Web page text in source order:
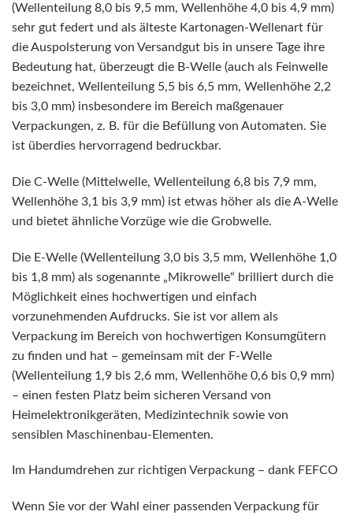
(Wellenteilung 8,0 bis 9,5 mm, Wellenhöhe 4,0 bis 4,9 mm)
sehr gut federt und als älteste Kartonagen-Wellenart für
die Auspolsterung von Versandgut bis in unsere Tage ihre
Bedeutung hat, überzeugt die B-Welle (auch als Feinwelle
bezeichnet, Wellenteilung 5,5 bis 6,5 mm, Wellenhöhe 2,2
bis 3,0 mm) insbesondere im Bereich maßgenauer
Verpackungen, z. B. für die Befüllung von Automaten. Sie
ist überdies hervorragend bedruckbar.
Die C-Welle (Mittelwelle, Wellenteilung 6,8 bis 7,9 mm,
Wellenhöhe 3,1 bis 3,9 mm) ist etwas höher als die A-Welle
und bietet ähnliche Vorzüge wie die Grobwelle.
Die E-Welle (Wellenteilung 3,0 bis 3,5 mm, Wellenhöhe 1,0
bis 1,8 mm) als sogenannte „Mikrowelle“ brilliert durch die
Möglichkeit eines hochwertigen und einfach
vorzunehmenden Aufdrucks. Sie ist vor allem als
Verpackung im Bereich von hochwertigen Konsumgütern
zu finden und hat – gemeinsam mit der F-Welle
(Wellenteilung 1,9 bis 2,6 mm, Wellenhöhe 0,6 bis 0,9 mm)
– einen festen Platz beim sicheren Versand von
Heimelektronikgeräten, Medizintechnik sowie von
sensiblen Maschinenbau-Elementen.
Im Handumdrehen zur richtigen Verpackung – dank FEFCO
Wenn Sie vor der Wahl einer passenden Verpackung für